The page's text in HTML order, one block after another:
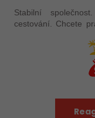
Stabilní
cestování. Chcete pracovat s moderní robotickou linkou, ale
šikovné absolventy…